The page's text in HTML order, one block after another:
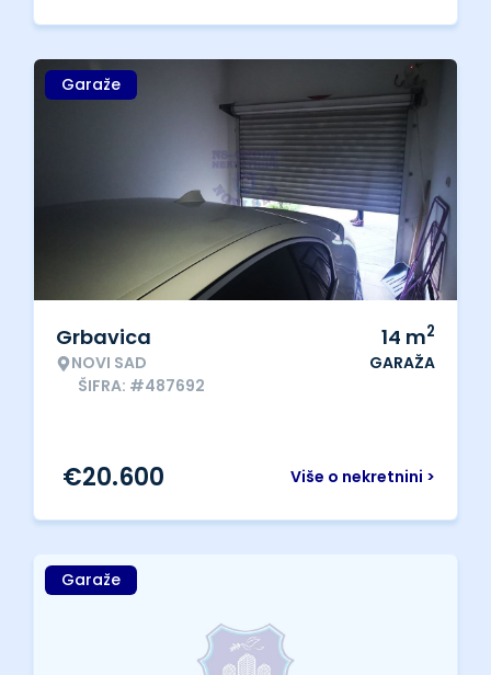
Garaže
Grbavica
NOVI SAD
ŠIFRA: #487692
14 m2
GARAŽA
Više o nekretnini >
€20.600
Garaže